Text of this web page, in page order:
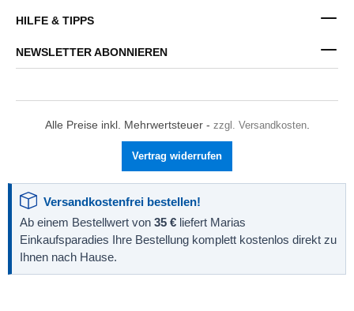
HILFE & TIPPS
NEWSLETTER ABONNIEREN
Alle Preise inkl. Mehrwertsteuer - zzgl. Versandkosten.
Vertrag widerrufen
Versandkostenfrei bestellen!
Ab einem Bestellwert von 35 € liefert Marias
Einkaufsparadies Ihre Bestellung komplett kostenlos direkt zu
Ihnen nach Hause.